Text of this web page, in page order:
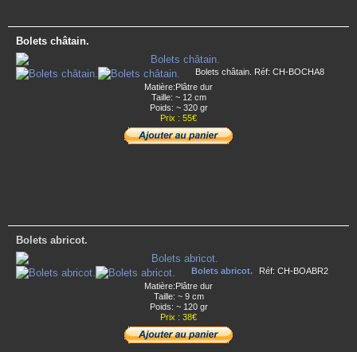
Bolets châtain.
Bolets châtain. Réf: CH-BOCHA8
Matière:Plâtre dur
Taille: ~ 12 cm
Poids: ~ 320 gr
Prix : 55€
Bolets abricot.
Bolets abricot.
Réf: CH-BOABR2
Matière:Plâtre dur
Taille: ~ 9 cm
Poids: ~ 120 gr
Prix : 38€